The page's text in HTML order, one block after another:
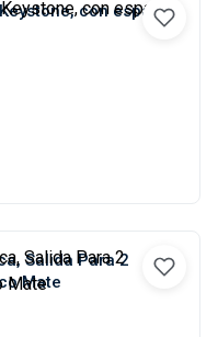
con espacio
Salida Para 2
Mate